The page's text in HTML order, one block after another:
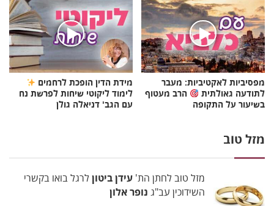
מפסיביות לאקטיביות: מעבר
לתודעה גאולתית
הרב מעטוף
בשיעור על התקופה
מידת הדין הופכת לרחמים
לימוד ליקוטי שיחות לפרשת נח
עם הגב' דניאלה גולן
מזל טוב
מזל טוב לחתן הת' עידן ביטוןלרגל בואו בקשרי
השידוכין עב"ג נופר אלון